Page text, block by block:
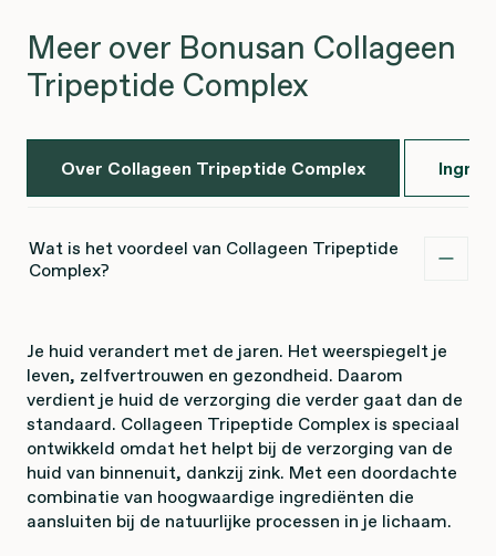
Meer over Bonusan Collageen
Tripeptide Complex
Over Collageen Tripeptide Complex
Wat is het voordeel van Collageen Tripeptide
Complex?
Je huid verandert met de jaren. Het weerspiegelt je
leven, zelfvertrouwen en gezondheid. Daarom
verdient je huid de verzorging die verder gaat dan de
standaard. Collageen Tripeptide Complex is speciaal
ontwikkeld omdat het helpt bij de verzorging van de
huid van binnenuit, dankzij zink. Met een doordachte
combinatie van hoogwaardige ingrediënten die
aansluiten bij de natuurlijke processen in je lichaam.